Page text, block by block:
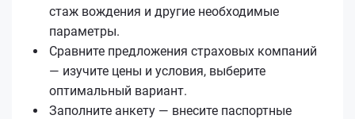
стаж вождения и другие необходимые
параметры.
Сравните предложения страховых компаний
— изучите цены и условия, выберите
оптимальный вариант.
Заполните анкету — внесите паспортные